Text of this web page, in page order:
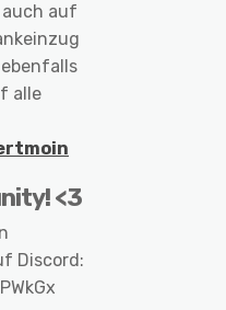
auf
alle
<3
Discord: